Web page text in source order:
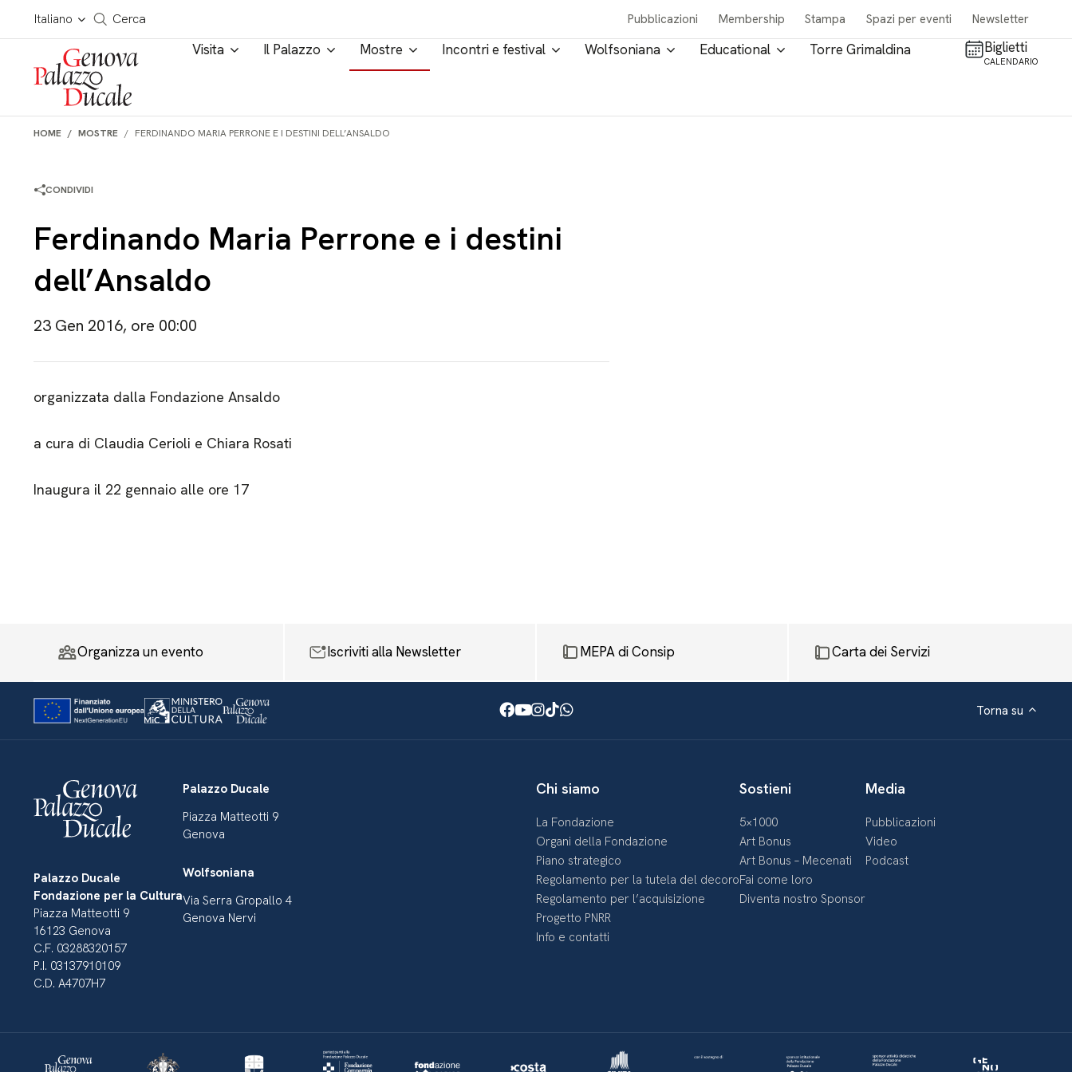
Salta al contenuto
Italiano
Cerca in tutto il sito
Cerca Pubblicazioni Membership Stampa Spazi per eventi Newsletter
Visita Il Palazzo Mostre Incontri e festival Wolfsoniana Educational Torre Grimaldina Biglietti
CALENDARIO
HOME MOSTRE FERDINANDO MARIA PERRONE E I DESTINI DELL’ANSALDO
CONDIVIDI
Ferdinando Maria Perrone e i destini
dell’Ansaldo
23 Gen 2016, ore 00:00
organizzata dalla Fondazione Ansaldo
a cura di Claudia Cerioli e Chiara Rosati
Inaugura il 22 gennaio alle ore 17
Organizza un evento Iscriviti alla Newsletter MEPA di Consip Carta dei Servizi
Facebook
Youtube
Instagram
TikTok
WhatsApp Torna su
Palazzo Ducale
Fondazione per la Cultura
Piazza Matteotti 9
16123 Genova
C.F. 03288320157
P.I. 03137910109
C.D. A4707H7
Palazzo Ducale
Piazza Matteotti 9
Genova
Wolfsoniana
Via Serra Gropallo 4
Genova Nervi
Chi siamo
La Fondazione
Organi della Fondazione
Piano strategico
Regolamento per la tutela del decoro
Regolamento per l’acquisizione
Progetto PNRR
Info e contatti
Sostieni
5×1000
Art Bonus
Art Bonus – Mecenati
Fai come loro
Diventa nostro Sponsor
Media
Pubblicazioni
Video
Podcast